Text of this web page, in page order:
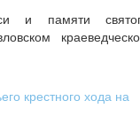
и памяти
крестного хода на